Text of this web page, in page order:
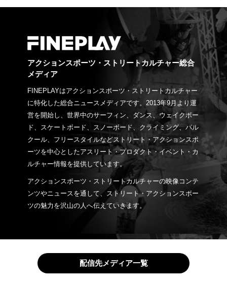
アクションスポーツ・ストリートカルチャー総合
メディア
FINEPLAYはアクションスポーツ・ストリートカルチャー
に特化した総合ニュースメディアです。2013年9月より運
営を開始し、世界中のサーフィン、ダンス、ウェイクボー
ド、スケートボード、スノーボード、クライミング、パル
クール、フリースタイルなどストリート・アクションスポ
ーツを中心としたアスリート・プロダクト・イベント・カ
ルチャー情報を提供しています。
アクションスポーツ・ストリートカルチャーの映像コンテ
ンツやニュースを通して、ストリート・アクションスポー
ツの魅力を沢山の人へ伝えていきます。
配信先メディア一覧